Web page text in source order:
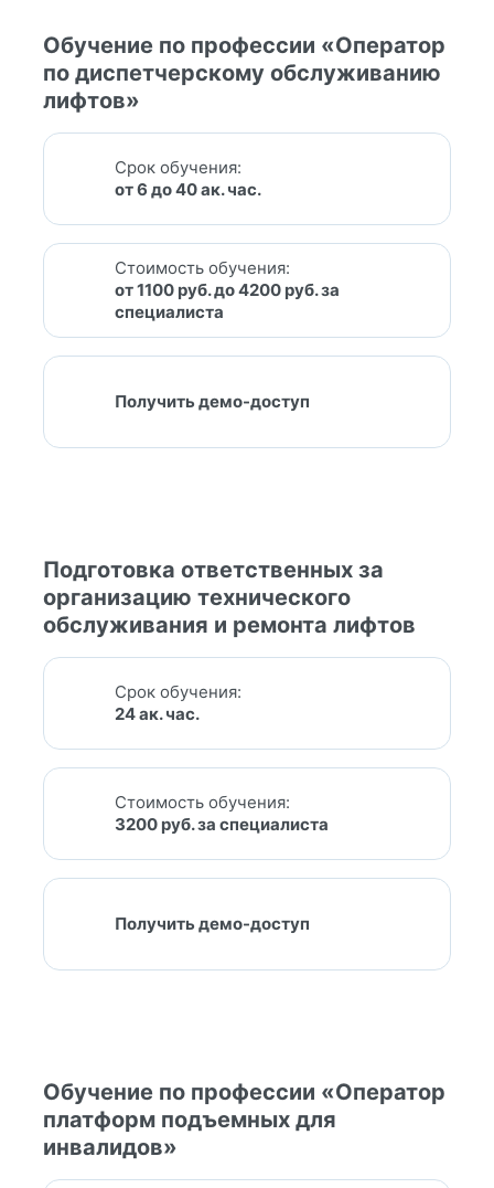
Обучение по профессии «Оператор
по диспетчерскому обслуживанию
лифтов»
Срок обучения:
от 6 до 40 ак. час.
Стоимость обучения:
от 1100 руб. до 4200 руб. за
специалиста
Получить демо-доступ
Подготовка ответственных за
организацию технического
обслуживания и ремонта лифтов
Срок обучения:
24 ак. час.
Стоимость обучения:
3200 руб. за специалиста
Получить демо-доступ
Обучение по профессии «Оператор
платформ подъемных для
инвалидов»